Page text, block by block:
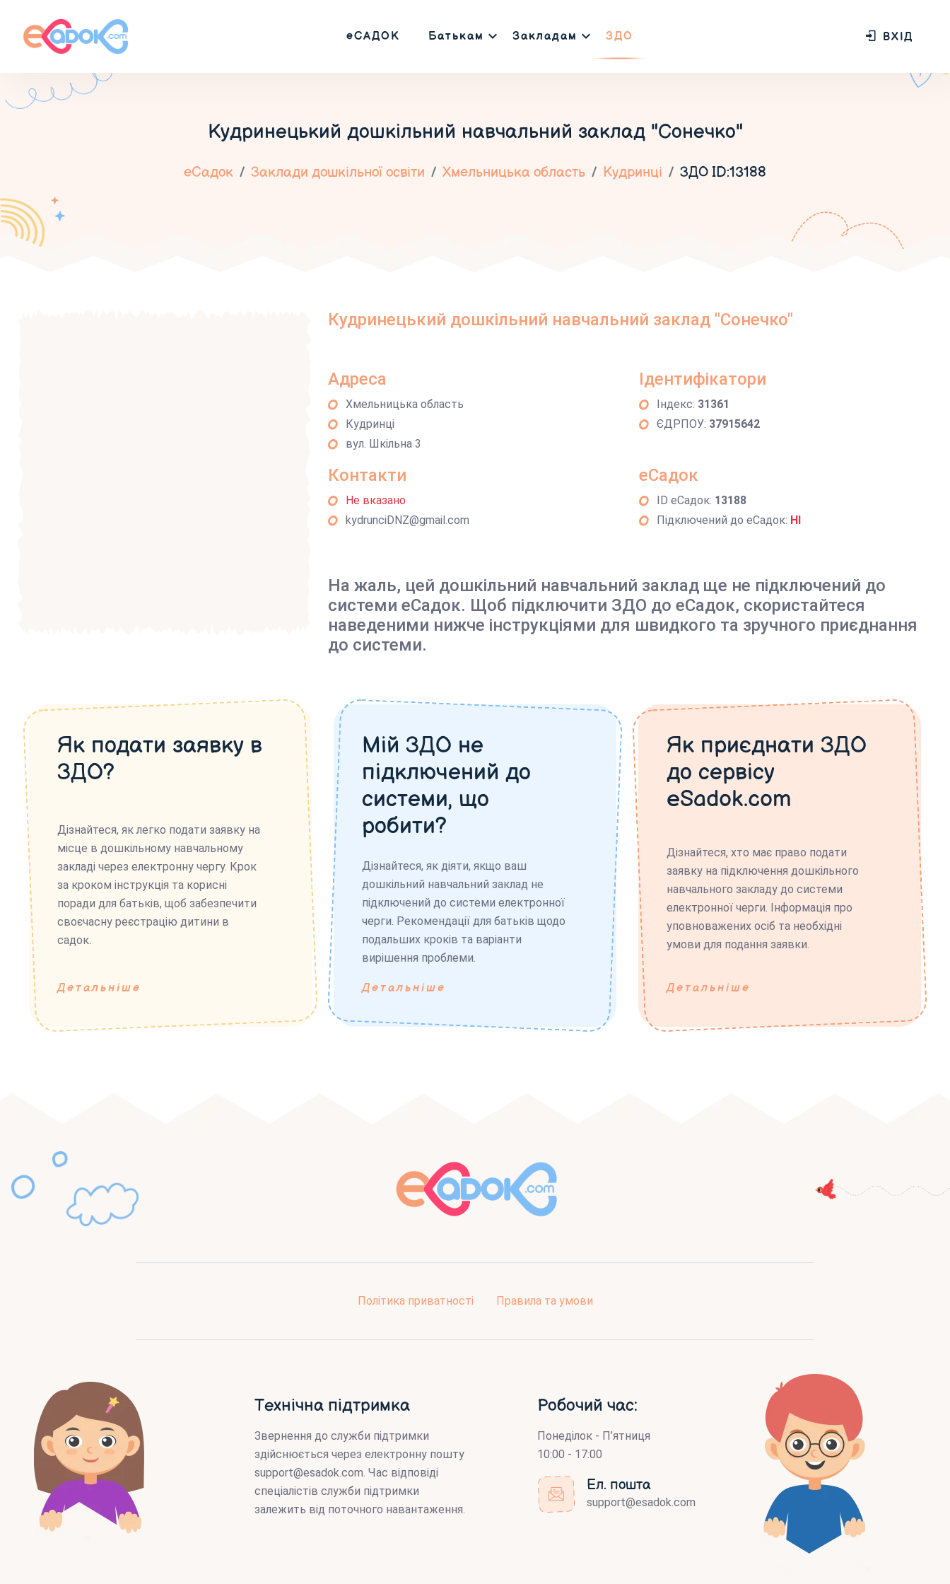
еСАДОК Батькам Закладам ЗДО ВХІД
Кудринецький дошкільний навчальний заклад "Сонечко"
еСадок Заклади дошкільної освіти Хмельницька область Кудринці ЗДО ID:13188
Кудринецький дошкільний навчальний заклад "Сонечко"
Адреса
Хмельницька область
Кудринці
вул. Шкільна 3
Ідентифікатори
Індекс: 31361
ЄДРПОУ: 37915642
Контакти
Не вказано
kydrunciDNZ@gmail.com
еСадок
ID еСадок: 13188
Підключений до еСадок: НІ
На жаль, цей дошкільний навчальний заклад ще не підключений до
системи еСадок. Щоб підключити ЗДО до еСадок, скористайтеся
наведеними нижче інструкціями для швидкого та зручного приєднання
до системи.
Як подати заявку в
ЗДО?
Дізнайтеся, як легко подати заявку на
місце в дошкільному навчальному
закладі через електронну чергу. Крок
за кроком інструкція та корисні
поради для батьків, щоб забезпечити
своєчасну реєстрацію дитини в
садок.
Детальніше
Мій ЗДО не
підключений до
системи, що
робити?
Дізнайтеся, як діяти, якщо ваш
дошкільний навчальний заклад не
підключений до системи електронної
черги. Рекомендації для батьків щодо
подальших кроків та варіанти
вирішення проблеми.
Детальніше
Як приєднати ЗДО
до сервісу
eSadok.com
Дізнайтеся, хто має право подати
заявку на підключення дошкільного
навчального закладу до системи
електронної черги. Інформація про
уповноважених осіб та необхідні
умови для подання заявки.
Детальніше
Політика приватності Правила та умови
Технічна підтримка
Звернення до служби підтримки
здійснюється через електронну пошту
support@esadok.com. Час відповіді
спеціалістів служби підтримки
залежить від поточного навантаження.
Робочий час:
Понеділок - П’ятниця
10:00 - 17:00
Ел. пошта
support@esadok.com